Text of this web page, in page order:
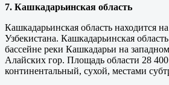
7. Кашкадарьинская область
Кашкадарьинская область находится
Узбекистана. Кашкадарьинская
бассейне реки Кашкадарьи на
Алайских гор. Площадь области 28
континентальный, сухой, местами